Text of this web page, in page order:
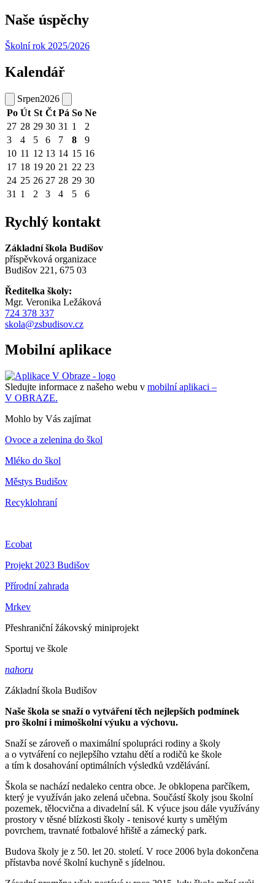
Naše úspěchy
Školní rok 2025/2026
Kalendář
Srpen2026
Po Út St Čt Pá So Ne
27 28 29 30 31 1
2
3
4 5 6 7 8
9
10 11 12 13 14 15 16
17 18 19 20 21 22 23
24 25 26 27 28 29 30
31 1 2 3 4 5 6
Rychlý kontakt
Základní škola Budišov
příspěvková organizace
Budišov 221, 675 03
Ředitelka školy:
Mgr. Veronika Ležáková
724 378 337
skola@zsbudisov.cz
Mobilní aplikace
Sledujte informace z našeho webu v mobilní aplikaci –
V OBRAZE.
Mohlo by Vás zajímat
Ovoce a zelenina do škol
Mléko do škol
Městys Budišov
Recyklohraní
Ecobat
Projekt 2023 Budišov
Přírodní zahrada
Mrkev
Přeshraniční žákovský miniprojekt
Sportuj ve škole
nahoru
Základní škola Budišov
Naše škola se snaží o vytváření těch nejlepších podmínek
pro školní i mimoškolní výuku a výchovu.
Snaží se zároveň o maximální spolupráci rodiny a školy
a o vytváření co nejlepšího vztahu dětí a rodičů ke škole
a tím k dosahování optimálních výsledků vzdělávání.
Škola se nachází nedaleko centra obce. Je obklopena parčíkem,
který je využíván jako zelená učebna. Součástí školy jsou školní
pozemek, tělocvična a divadelní sál. K výuce jsou dále využívány
prostory v těsné blízkosti školy - tenisové kurty s umělým
povrchem, travnaté fotbalové hřiště a zámecký park.
Budova školy je z 50. let 20. století. V roce 2006 byla dokončena
přístavba nové školní kuchyně s jídelnou.